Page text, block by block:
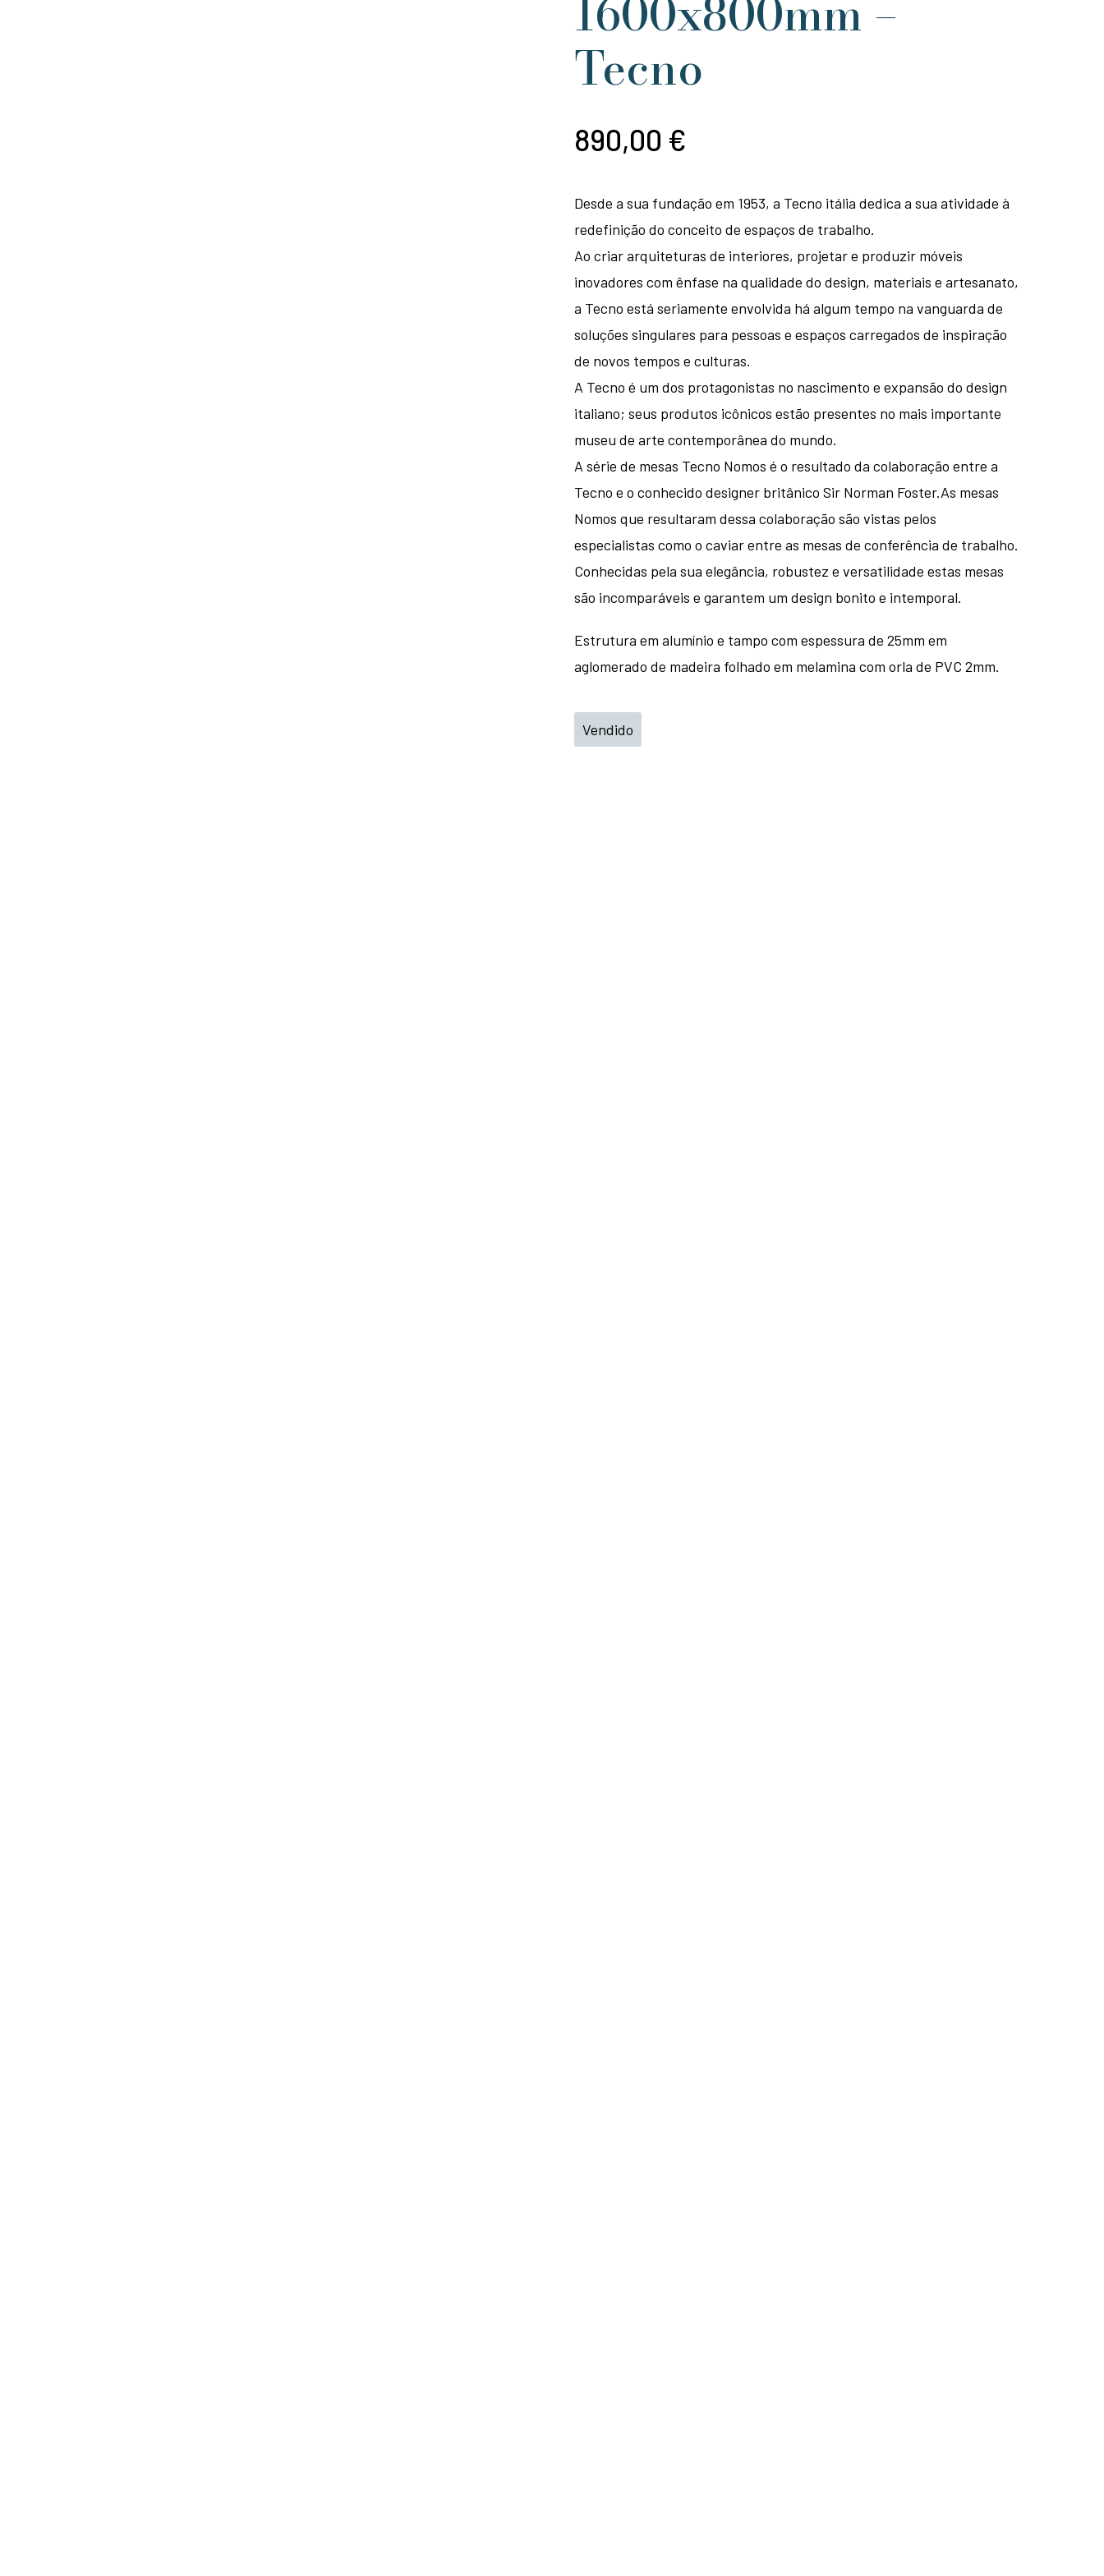
1600x800mm –
Tecno
890,00 €
Desde a sua fundação em 1953, a Tecno itália dedica a sua atividade à
redefinição do conceito de espaços de trabalho.
Ao criar arquiteturas de interiores, projetar e produzir móveis
inovadores com ênfase na qualidade do design, materiais e artesanato,
a Tecno está seriamente envolvida há algum tempo na vanguarda de
soluções singulares para pessoas e espaços carregados de inspiração
de novos tempos e culturas.
A Tecno é um dos protagonistas no nascimento e expansão do design
italiano; seus produtos icônicos estão presentes no mais importante
museu de arte contemporânea do mundo.
A série de mesas Tecno Nomos é o resultado da colaboração entre a
Tecno e o conhecido designer britânico Sir Norman Foster.As mesas
Nomos que resultaram dessa colaboração são vistas pelos
especialistas como o caviar entre as mesas de conferência de trabalho.
Conhecidas pela sua elegância, robustez e versatilidade estas mesas
são incomparáveis e garantem um design bonito e intemporal.
Estrutura em alumínio e tampo com espessura de 25mm em
aglomerado de madeira folhado em melamina com orla de PVC 2mm.
Vendido